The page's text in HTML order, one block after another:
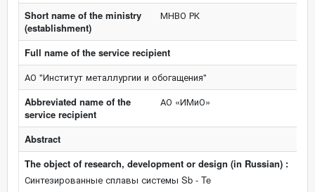
Short name of the ministry
(establishment)
МНВО РК
Full name of the service recipient
АО "Институт металлургии и обогащения"
Abbreviated name of the
service recipient
АО «ИМиО»
Abstract
The object of research, development or design (in Russian) :
Синтезированные сплавы системы Sb - Te